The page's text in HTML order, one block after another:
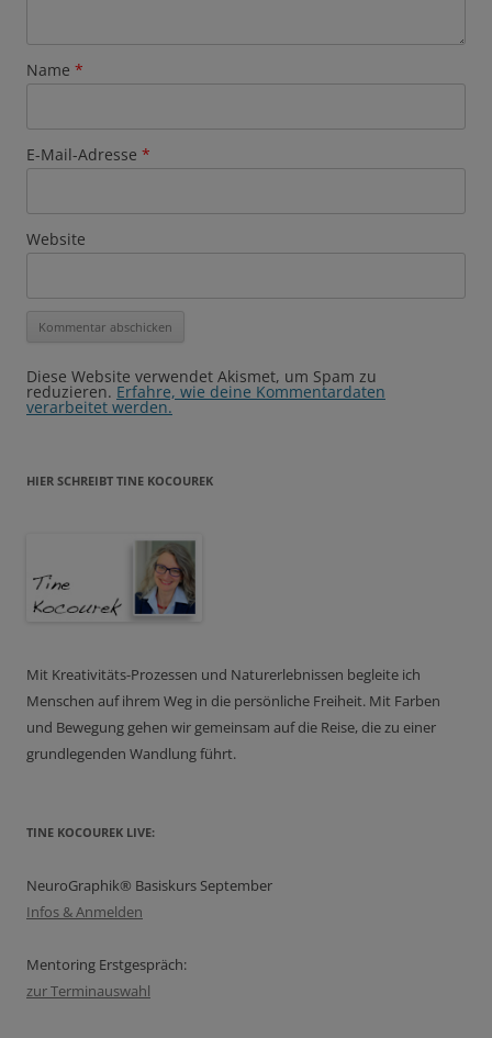
Name *
E-Mail-Adresse *
Website
Diese Website verwendet Akismet, um Spam zu
reduzieren. Erfahre, wie deine Kommentardaten
verarbeitet werden.
HIER SCHREIBT TINE KOCOUREK
Mit Kreativitäts-Prozessen und Naturerlebnissen begleite ich
Menschen auf ihrem Weg in die persönliche Freiheit. Mit Farben
und Bewegung gehen wir gemeinsam auf die Reise, die zu einer
grundlegenden Wandlung führt.
TINE KOCOUREK LIVE:
NeuroGraphik® Basiskurs September
Infos & Anmelden
Mentoring Erstgespräch:
zur Terminauswahl